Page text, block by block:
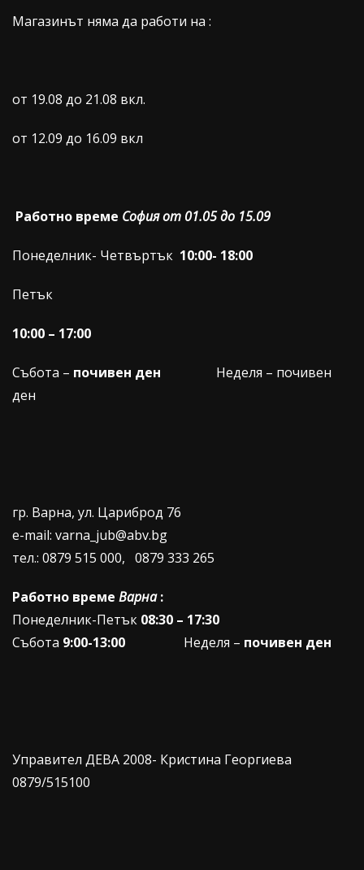
Магазинът няма да работи на :
от 19.08 до 21.08 вкл.
от 12.09 до 16.09 вкл
Работно време София от 01.05 до 15.09
Понеделник- Четвъртък 10:00- 18:00
Петък
10:00 – 17:00
Събота – почивен ден Неделя – почивен
ден
гр. Варна, ул. Цариброд 76
e-mail: varna_jub@abv.bg
тел.: 0879 515 000, 0879 333 265
Работно време Варна:
Понеделник-Петък 08:30 – 17:30
Събота 9:00-13:00 Неделя – почивен ден
Управител ДЕВА 2008- Кристина Георгиева
0879/515100